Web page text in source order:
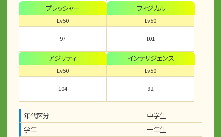
プレッシャー
Lv50
97
フィジカル
Lv50
101
アジリティ
Lv50
104
インテリジェンス
Lv50
92
年代区分
中学生
学年
一年生